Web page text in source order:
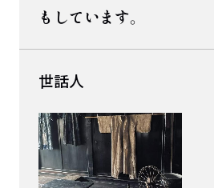
もしています。
世話人